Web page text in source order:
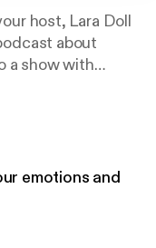
host, Lara Doll
about
a show with
living.
forget to
emotions and